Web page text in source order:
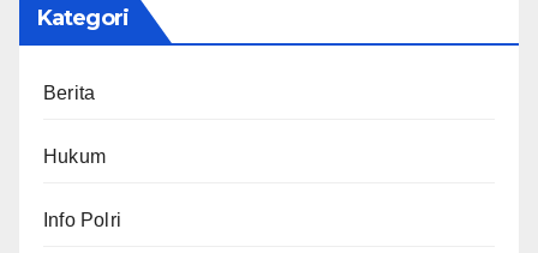
Kategori
Berita
Hukum
Info Polri